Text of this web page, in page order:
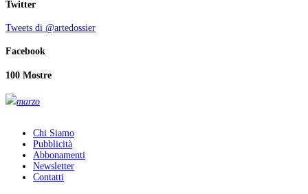
Twitter
Tweets di @artedossier
Facebook
100 Mostre
marzo
Chi Siamo
Pubblicità
Abbonamenti
Newsletter
Contatti